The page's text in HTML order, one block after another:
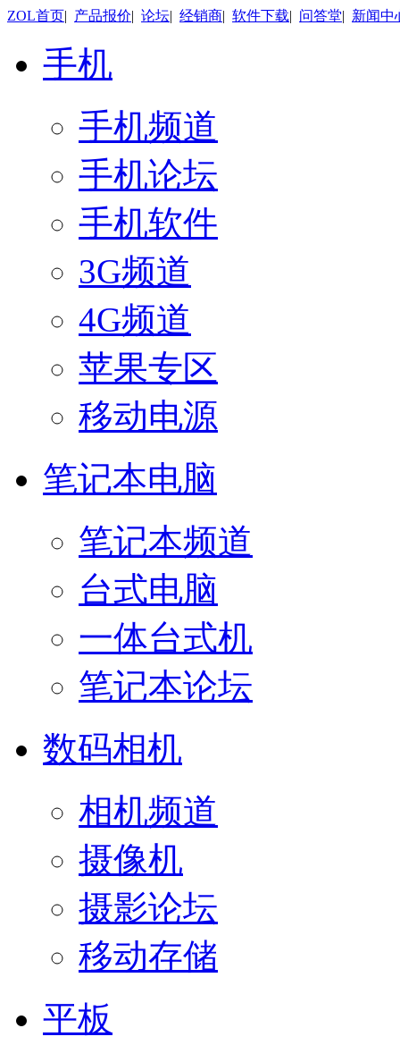
ZOL首页| 产品报价| 论坛| 经销商| 软件下载| 问答堂| 新闻中
手机
手机频道
手机论坛
手机软件
3G频道
4G频道
苹果专区
移动电源
笔记本电脑
笔记本频道
台式电脑
一体台式机
笔记本论坛
数码相机
相机频道
摄像机
摄影论坛
移动存储
平板